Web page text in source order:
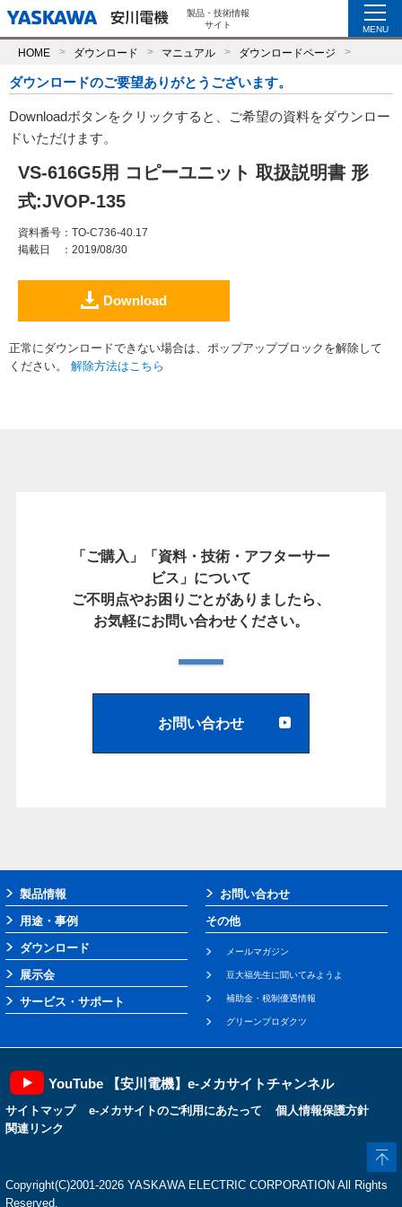
製品・技術情報
サイト
MENU
HOME ダウンロード マニュアル ダウンロードページ
ダウンロードのご要望ありがとうございます。
Downloadボタンをクリックすると、ご希望の資料をダウンロー
ドいただけます。
VS-616G5用 コピーユニット 取扱説明書 形
式:JVOP-135
資料番号 ：TO-C736-40.17
掲載日
：2019/08/30
Download
正常にダウンロードできない場合は、ポップアップブロックを解除して
ください。 解除方法はこちら
「ご購入」「資料・技術・アフターサー
ビス」について
ご不明点やお困りごとがありましたら、
お気軽にお問い合わせください。
お問い合わせ
製品情報
用途・事例
ダウンロード
展示会
サービス・サポート
お問い合わせ
その他
メールマガジン
豆大福先生に聞いてみようよ
補助金・税制優遇情報
グリーンプロダクツ
YouTube 【安川電機】e-メカサイトチャンネル
サイトマップ e-メカサイトのご利用にあたって
個人情報保護方針
関連リンク
Copyright(C)2001‐2026 YASKAWA ELECTRIC CORPORATION All Rights
Reserved.